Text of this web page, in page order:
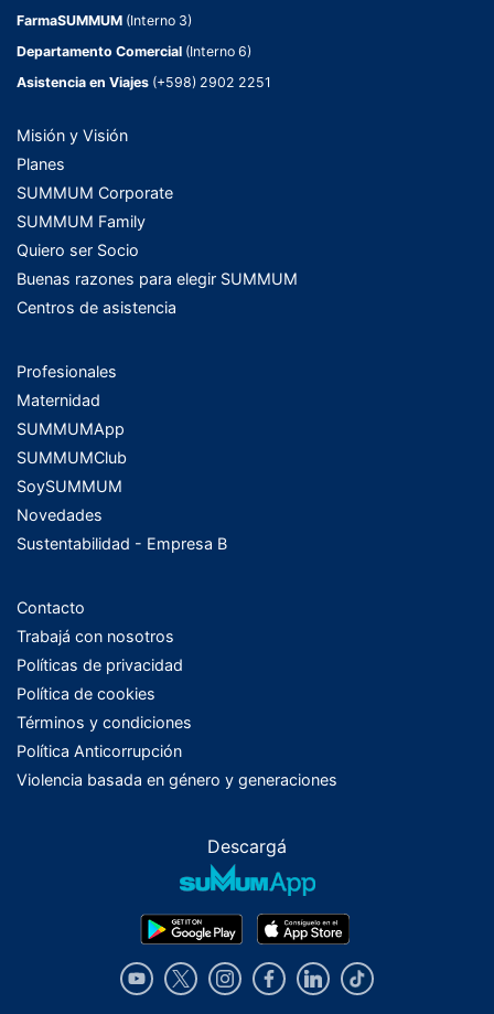
FarmaSUMMUM (Interno 3)
Departamento Comercial (Interno 6)
Asistencia en Viajes (+598) 2902 2251
Misión y Visión
Planes
SUMMUM Corporate
SUMMUM Family
Quiero ser Socio
Buenas razones para elegir SUMMUM
Centros de asistencia
Profesionales
Maternidad
SUMMUMApp
SUMMUMClub
SoySUMMUM
Novedades
Sustentabilidad - Empresa B
Contacto
Trabajá con nosotros
Políticas de privacidad
Política de cookies
Términos y condiciones
Política Anticorrupción
Violencia basada en género y generaciones
Descargá